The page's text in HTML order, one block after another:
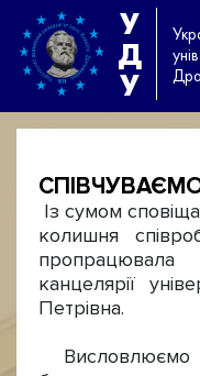
У
Д
У
Із сумом
колишня
пропрацювала
канцелярії
Петрівна.
Висловлюємо